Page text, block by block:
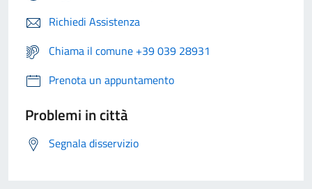
Richiedi Assistenza
Chiama il comune +39 039 28931
Prenota un appuntamento
Problemi in città
Segnala disservizio